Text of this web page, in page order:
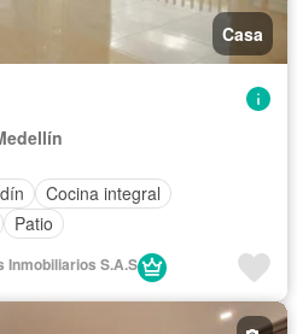
Casa
Cocina integral
Patio
Inmobiliarios S.A.S